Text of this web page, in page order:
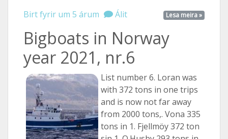
Lesa meira »
Birt fyrir um 5 árum Álit
Bigboats in Norway
year 2021, nr.6
List number 6. Loran was
with 372 tons in one trips
and is now not far away
from 2000 tons,. Vona 335
tons in 1. Fjellmöy 372 ton